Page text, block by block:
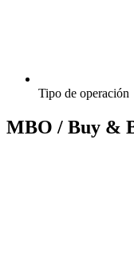
Tipo de operación
MBO / Buy &